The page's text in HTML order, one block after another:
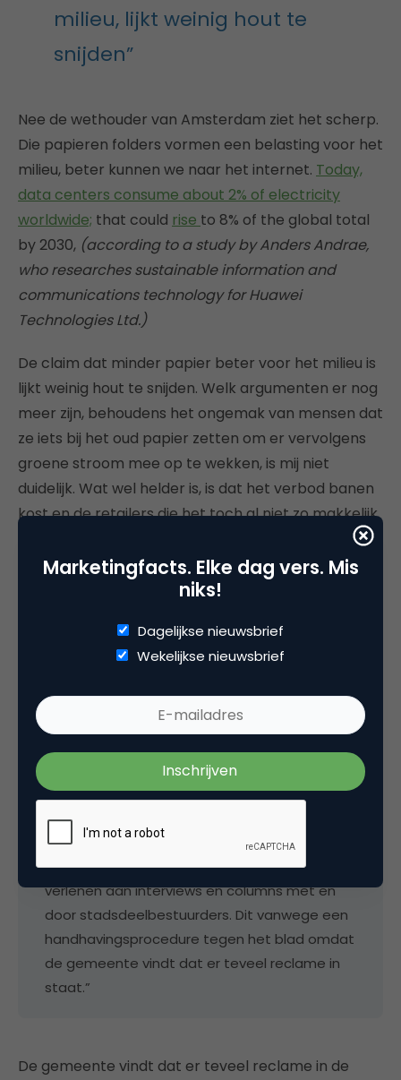
milieu, lijkt weinig hout te
snijden”
Nee de wethouder van Amsterdam ziet het scherp.
Die papieren folders vormen een belasting voor het
milieu, beter kunnen we naar het internet. Today,
data centers consume about 2% of electricity
worldwide; that could rise to 8% of the global total
by 2030, (according to a study by Anders Andrae,
who researches sustainable information and
communications technology for Huawei
Technologies Ltd.)
De claim dat minder papier beter voor het milieu is
lijkt weinig hout te snijden. Welk argumenten er nog
meer zijn, behoudens het ongemak van mensen dat
ze iets bij het oud papier zetten om er vervolgens
groene stroom mee op te wekken, is mij niet
duidelijk. Wat wel helder is, is dat het verbod banen
kost en de retailers die het toch al niet zo makkelijk
communicatiekanaal. Curieus detail in dit verhaal is
dat bestuurders van Amsterdam een alternatief
Juul Paradijs boycotten. Paradijs bracht partijen bij
elkaar en bedacht een bladformule met de
Amsterdam hun klanten niet meer konden
bereiken als hoofdsponsors.
“Het Amsterdamse huis-aan-huisblad City
boos over het besluit van de gemeente
Amsterdam, omdat die geen medewerking wil
verlenen aan interviews en columns met en
door stadsdeelbestuurders. Dit vanwege een
handhavingsprocedure tegen het blad omdat
de gemeente vindt dat er teveel reclame in
staat.”
De gemeente vindt dat er teveel reclame in de
Marketingfacts. Elke dag vers. Mis
niks!
Dagelijkse nieuwsbrief
Wekelijkse nieuwsbrief